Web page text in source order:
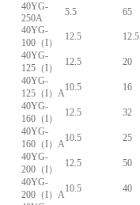
40YG-
250A
5.5 65
40YG-
100（I）
12.5 12.5
40YG-
125（I）
12.5 20
40YG-
125（I）A
10.5 16
40YG-
160（I）
12.5 32
40YG-
160（I）A
10.5 25
40YG-
200（I）
12.5 50
40YG-
200（I）A
10.5 40